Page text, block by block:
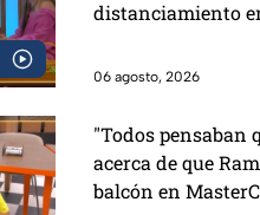
distanciamiento
06 agosto, 2026
"Todos pensaban
acerca de que
balcón en